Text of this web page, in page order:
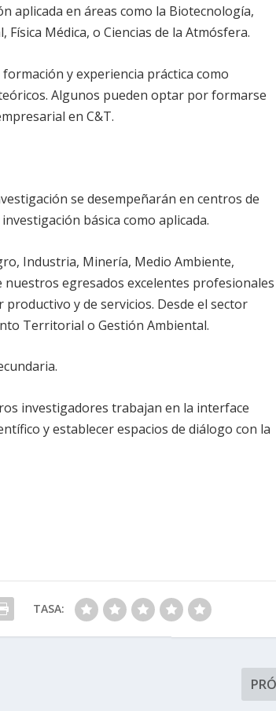
aplicada en áreas como la Biotecnología,
Médica, o Ciencias de la Atmósfera.
y experiencia práctica como
Algunos pueden optar por formarse
en C&T.
se desempeñarán en centros de
básica como aplicada.
Industria, Minería, Medio Ambiente,
egresados excelentes profesionales
y de servicios. Desde el sector
Territorial o Gestión Ambiental.
investigadores trabajan en la interface
y establecer espacios de diálogo con la
TASA: